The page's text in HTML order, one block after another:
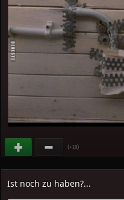
(+18)
Ist noch zu haben?...